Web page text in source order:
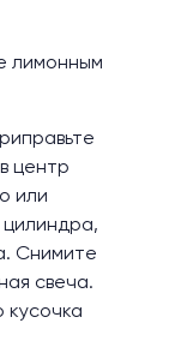
лимонным
центр
или
Снимите
свеча.
кусочка